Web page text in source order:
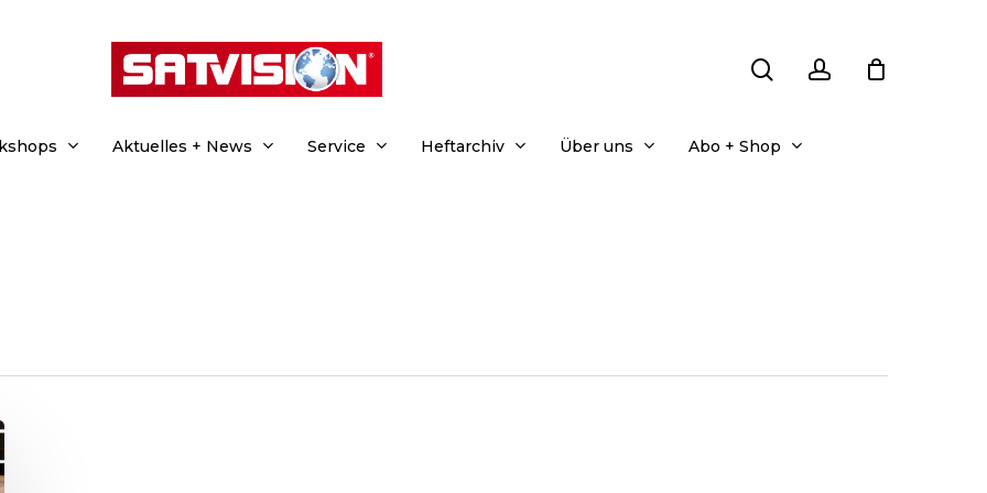
Aktuelles + News Service Heftarchiv Über uns Abo + Shop